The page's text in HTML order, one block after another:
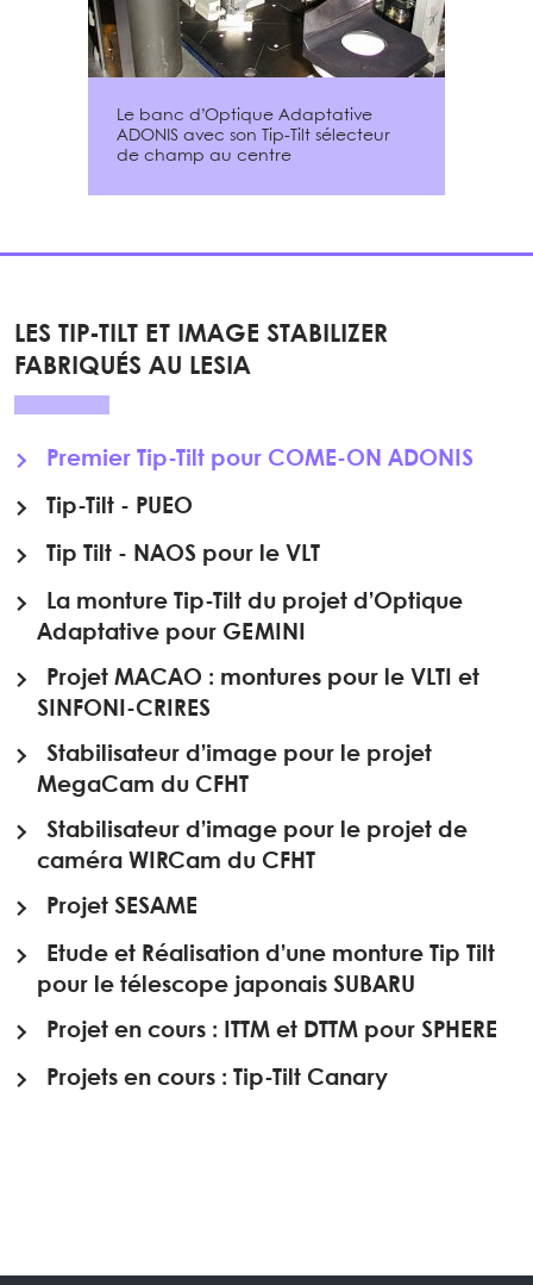
Le banc d’Optique Adaptative
ADONIS avec son Tip-Tilt sélecteur
de champ au centre
LES TIP-TILT ET IMAGE STABILIZER
FABRIQUÉS AU LESIA
Premier Tip-Tilt pour COME-ON ADONIS
Tip-Tilt - PUEO
Tip Tilt - NAOS pour le VLT
La monture Tip-Tilt du projet d’Optique
Adaptative pour GEMINI
Projet MACAO : montures pour le VLTI et
SINFONI-CRIRES
Stabilisateur d’image pour le projet
MegaCam du CFHT
Stabilisateur d’image pour le projet de
caméra WIRCam du CFHT
Projet SESAME
Etude et Réalisation d’une monture Tip Tilt
pour le télescope japonais SUBARU
Projet en cours : ITTM et DTTM pour SPHERE
Projets en cours : Tip-Tilt Canary